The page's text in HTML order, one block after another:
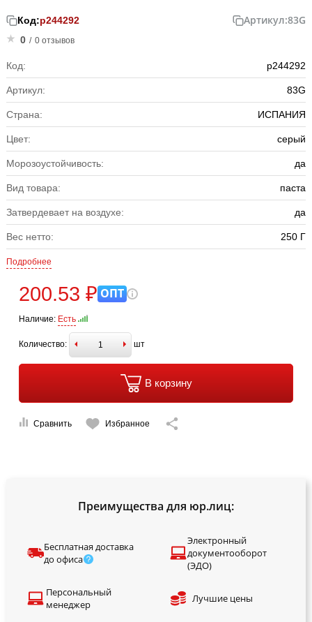
Код:р244292 Артикул:83G
0 / 0 отзывов
Код: р244292
Артикул: 83G
Страна: ИСПАНИЯ
Цвет: серый
Морозоустойчивость: да
Вид товара: паста
Затвердевает на воздухе: да
Вес нетто: 250 Г
Подробнее
200.53 ₽ ОПТ
Наличие: Есть
Количество: шт
В корзину
Сравнить Избранное
Преимущества для юр.лиц:
Бесплатная доставка
до офиса
Электронный
документооборот
(ЭДО)
Персональный
менеджер
Лучшие цены